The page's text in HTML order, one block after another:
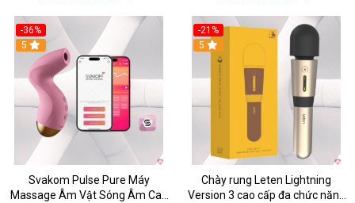
-36%
5
Svakom Pulse Pure Máy
Massage Âm Vật Sóng Âm Cao
-21%
5
Chày rung Leten Lightning
Version 3 cao cấp đa chức năng